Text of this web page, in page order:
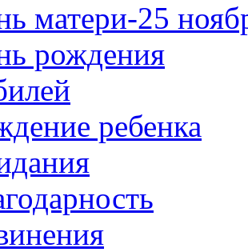
матери-25
рождения
ребенка